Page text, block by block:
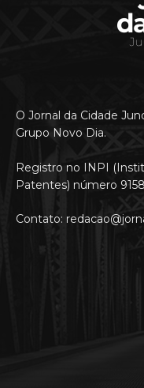
O Jornal da Cidade
Grupo Novo Dia.
Registro no INPI
Patentes) número
Contato: